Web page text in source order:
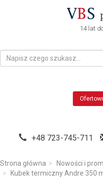
14 lat
+48 723-745-711
Strona główna Nowości i
Kubek termiczny Andre 350